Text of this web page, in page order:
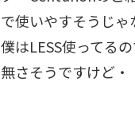
で使いやすそうじゃ
僕はLESS使ってる
無さそうですけど・